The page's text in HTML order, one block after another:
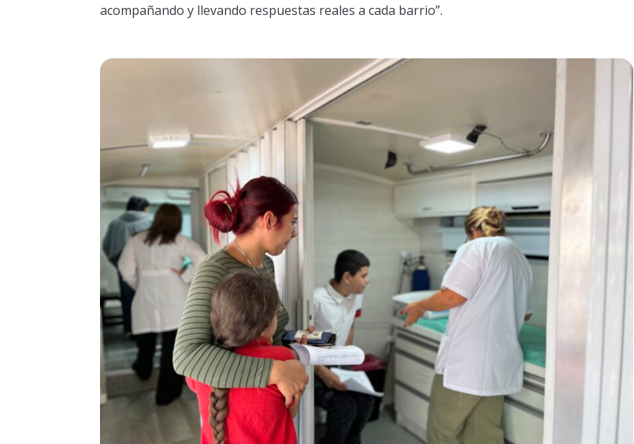
acompañando y llevando respuestas reales a cada barrio”.